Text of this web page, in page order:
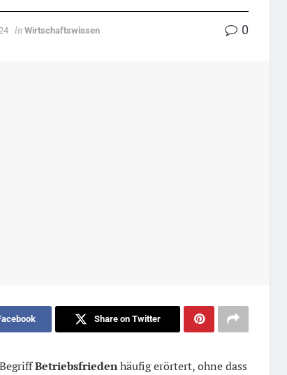
in Wirtschaftswissen 0
Share on Twitter
Betriebsfriedenhäufig erörtert, ohne dass